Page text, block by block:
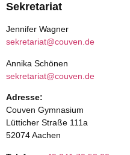
Sekretariat
Jennifer Wagner
sekretariat@couven.de
Annika Schönen
sekretariat@couven.de
Adresse:
Couven Gymnasium
Lütticher Straße 111a
52074 Aachen